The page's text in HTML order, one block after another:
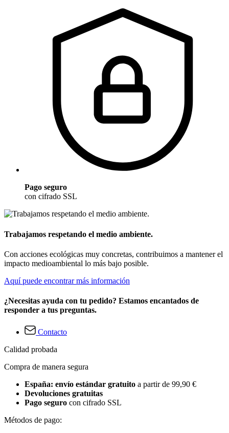
Pago seguro
con cifrado SSL
Trabajamos respetando el medio ambiente.
Con acciones ecológicas muy concretas, contribuimos a mantener el
impacto medioambiental lo más bajo posible.
Aquí puede encontrar más información
¿Necesitas ayuda con tu pedido? Estamos encantados de
responder a tus preguntas.
Contacto
Calidad probada
Compra de manera segura
España: envío estándar gratuito a partir de 99,90 €
Devoluciones gratuitas
Pago seguro con cifrado SSL
Métodos de pago: